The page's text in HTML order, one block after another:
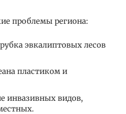
проблемы региона:
эвкалиптовых лесов
пластиком и
инвазивных видов,